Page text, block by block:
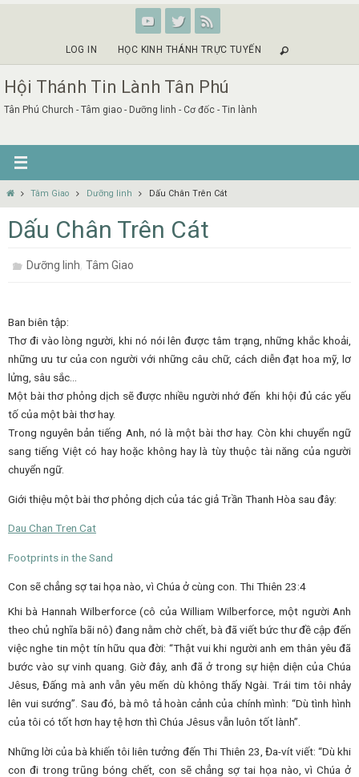
LOG IN HỌC KINH THÁNH TRỰC TUYẾN
Hội Thánh Tin Lành Tân Phú
Tân Phú Church - Tâm giao - Dưỡng linh - Cơ đốc - Tin lành
HomeTâm Giao Dưỡng linh Dấu Chân Trên Cát
Dấu Chân Trên Cát
Dưỡng linh,Tâm Giao
Ban biên tập:
Thơ đi vào lòng người, khi nó nói lên được tâm trạng, những khắc khoải,
những ưu tư của con người với những câu chữ, cách diễn đạt hoa mỹ, lơ
lửng, sâu sắc…
Một bài thơ phỏng dịch sẽ được nhiều người nhớ đến khi hội đủ các yếu
tố của một bài thơ hay.
Trong nguyên bản tiếng Anh, nó là một bài thơ hay. Còn khi chuyển ngữ
sang tiếng Việt có hay hoặc không hay là tùy thuộc tài năng của người
chuyển ngữ.
Giới thiệu một bài thơ phỏng dịch của tác giả Trần Thanh Hòa sau đây:
Dau Chan Tren Cat
Footprints in the Sand
Con sẽ chẳng sợ tai họa nào, vì Chúa ở cùng con. Thi Thiên 23:4
Khi bà Hannah Wilberforce (cô của William Wilberforce, một người Anh
theo chủ nghĩa bãi nô) đang nằm chờ chết, bà đã viết bức thư đề cập đến
việc nghe tin một tín hữu qua đời: “Thật vui khi người anh em thân yêu đã
bước vào sự vinh quang. Giờ đây, anh đã ở trong sự hiện diện của Chúa
Jêsus, Đấng mà anh vẫn yêu mến dù không thấy Ngài. Trái tim tôi nhảy
lên vui sướng”. Sau đó, bà mô tả hoàn cảnh của chính mình: “Dù tình hình
của tôi có tốt hơn hay tệ hơn thì Chúa Jêsus vẫn luôn tốt lành”.
Những lời của bà khiến tôi liên tưởng đến Thi Thiên 23, Đa-vít viết: “Dù khi
con đi trong trũng bóng chết, con sẽ chẳng sợ tai họa nào, vì Chúa ở